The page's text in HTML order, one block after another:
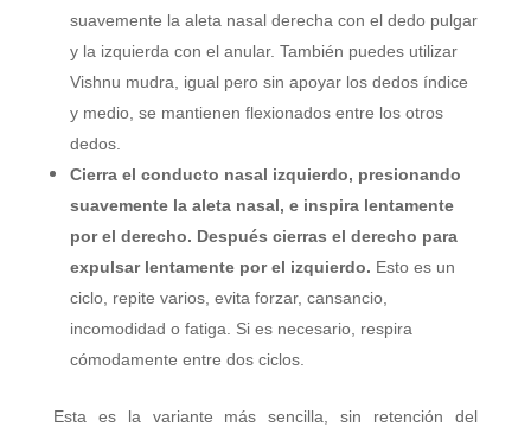
suavemente la aleta nasal derecha con el dedo pulgar
y la izquierda con el anular. También puedes utilizar
Vishnu mudra, igual pero sin apoyar los dedos índice
y medio, se mantienen flexionados entre los otros
dedos.
Cierra el conducto nasal izquierdo, presionando
suavemente la aleta nasal, e inspira lentamente
por el derecho. Después cierras el derecho para
expulsar lentamente por el izquierdo. Esto es un
ciclo, repite varios, evita forzar, cansancio,
incomodidad o fatiga. Si es necesario, respira
cómodamente entre dos ciclos.
Esta es la variante más sencilla, sin retención del